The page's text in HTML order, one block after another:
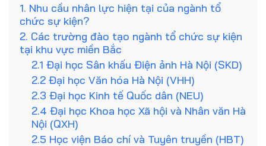
1. Nhu cầu nhân lực hiện tại của ngành tổ
chức sự kiện?
2. Các trường đào tạo ngành tổ chức sự kiện
tại khu vực miền Bắc
2.1 Đại học Sân khấu Điện ảnh Hà Nội (SKD)
2.2 Đại học Văn hóa Hà Nội (VHH)
2.3 Đại học Kinh tế Quốc dân (NEU)
2.4 Đại học Khoa học Xã hội và Nhân văn Hà
Nội (QXH)
2.5 Học viện Báo chí và Tuyên truyền (HBT)